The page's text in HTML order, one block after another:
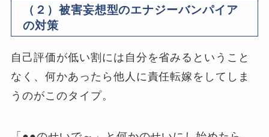
（２）被害妄想型のエナジーバンパイア
の対策
自己評価が低い割には自分を省みるということ
なく、何かあったら他人に責任転嫁をしてしま
うのがこのタイプ。